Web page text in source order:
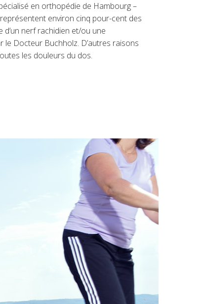
en orthopédie de Hambourg –
environ cinq pour-cent des
nerf rachidien et/ou une
Docteur Buchholz. D’autres raisons
les douleurs du dos.